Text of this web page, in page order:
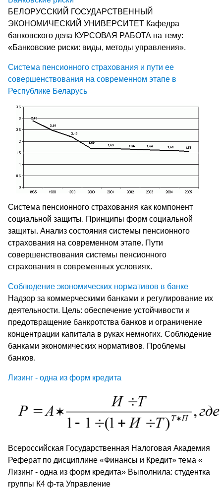
БЕЛОРУССКИЙ ГОСУДАРСТВЕННЫЙ
ЭКОНОМИЧЕСКИЙ УНИВЕРСИТЕТ Кафедра
банковского дела КУРСОВАЯ РАБОТА на тему:
«Банковские риски: виды, методы управления».
Система пенсионного страхования и пути ее
совершенствования на современном этапе в
Республике Беларусь
Система пенсионного страхования как компонент
социальной защиты. Принципы форм социальной
защиты. Анализ состояния системы пенсионного
страхования на современном этапе. Пути
совершенствования системы пенсионного
страхования в современных условиях.
Соблюдение экономических нормативов в банке
Надзор за коммерческими банками и регулирование их
деятельности. Цель: обеспечение устойчивости и
предотвращение банкротства банков и ограничение
концентрации капитала в руках немногих. Соблюдение
банками экономических нормативов. Проблемы
банков.
Лизинг - одна из форм кредита
Всероссийская Государственная Налоговая Академия
Реферат по дисциплине «Финансы и Кредит» тема «
Лизинг - одна из форм кредита» Выполнила: студентка
группы К4 ф-та Управление